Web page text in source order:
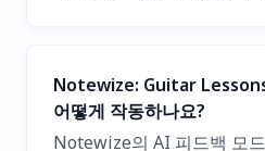
Notewize: Guitar
어떻게 작동하나요?
Notewize의 AI 피드백 모